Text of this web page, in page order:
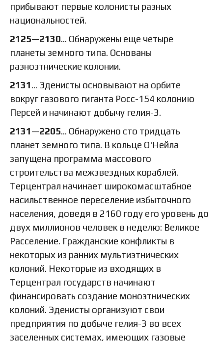
прибывают первые колонисты разных
национальностей.
2125—2130… Обнаружены еще четыре
планеты земного типа. Основаны
разноэтнические колонии.
2131… Эденисты основывают на орбите
вокруг газового гиганта Росс-154 колонию
Персей и начинают добычу гелия-3.
2131—2205… Обнаружено сто тридцать
планет земного типа. В кольце О'Нейла
запущена программа массового
строительства межзвездных кораблей.
Терцентрал начинает широкомасштабное
насильственное переселение избыточного
населения, доведя в 2160 году его уровень до
двух миллионов человек в неделю: Великое
Расселение. Гражданские конфликты в
некоторых из ранних мультиэтнических
колоний. Некоторые из входящих в
Терцентрал государств начинают
финансировать создание моноэтнических
колоний. Эденисты организуют свои
предприятия по добыче гелия-3 во всех
заселенных системах, имеющих газовые